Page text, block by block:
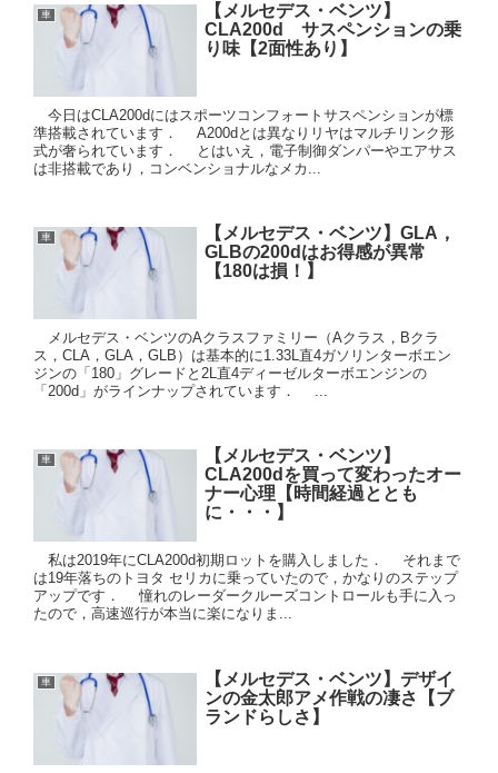
車
【メルセデス・ベンツ】
CLA200d サスペンションの乗
り味【2面性あり】
今日はCLA200dにはスポーツコンフォートサスペンションが標
準搭載されています． A200dとは異なりリヤはマルチリンク形
式が奢られています． とはいえ，電子制御ダンパーやエアサス
は非搭載であり，コンベンショナルなメカ...
車
【メルセデス・ベンツ】GLA，
GLBの200dはお得感が異常
【180は損！】
メルセデス・ベンツのAクラスファミリー（Aクラス，Bクラ
ス，CLA，GLA，GLB）は基本的に1.33L直4ガソリンターボエン
ジンの「180」グレードと2L直4ディーゼルターボエンジンの
「200d」がラインナップされています． ...
車
【メルセデス・ベンツ】
CLA200dを買って変わったオー
ナー心理【時間経過ととも
に・・・】
私は2019年にCLA200d初期ロットを購入しました． それまで
は19年落ちのトヨタ セリカに乗っていたので，かなりのステップ
アップです． 憧れのレーダークルーズコントロールも手に入っ
たので，高速巡行が本当に楽になりま...
車
【メルセデス・ベンツ】デザイ
ンの金太郎アメ作戦の凄さ【ブ
ランドらしさ】